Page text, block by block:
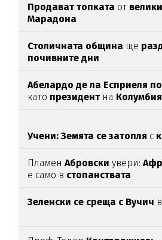
Продават топката от
Марадона
Столичната община ще
почивните дни
Абелардо де ла Есприеля
като президент на Колумбия
Учени: Земята се затопля с
ПламенАбровски увери:
е само в стопанствата
Зеленски се среща с Вучич в